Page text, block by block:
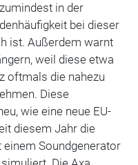
in der
bei dieser
ist. Außerdem warnt
weil diese etwa
oftmals die nahezu
Diese
wie eine neue EU-
diesem Jahr die
Soundgenerator